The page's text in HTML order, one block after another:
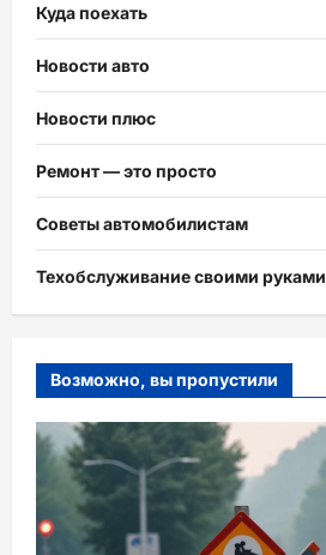
Куда поехать
Новости авто
Новости плюс
Ремонт — это просто
Советы автомобилистам
Техобслуживание своими руками
Возможно, вы пропустили